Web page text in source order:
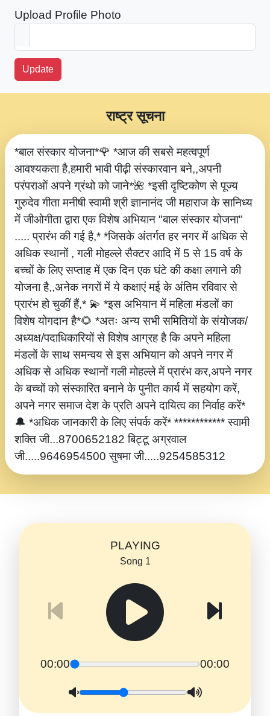
Upload Profile Photo
Update
*बाल संस्कार योजना*🌹 *आज की सबसे महत्वपूर्ण
आवश्यकता है,हमारी भावी पीढ़ी संस्कारवान बने,,अपनी
परंपराओं अपने ग्रंथो को जाने*🌺 *इसी दृष्टिकोण से पूज्य
गुरुदेव गीता मनीषी स्वामी श्री ज्ञानानंद जी महाराज के सानिध्य
में जीओगीता द्वारा एक विशेष अभियान "बाल संस्कार योजना"
..... प्रारंभ की गई है,* *जिसके अंतर्गत हर नगर में अधिक से
अधिक स्थानों , गली मोहल्ले सैक्टर आदि में 5 से 15 वर्ष के
बच्चों के लिए सप्ताह में एक दिन एक घंटे की कक्षा लगाने की
योजना है,,अनेक नगरों में ये कक्षाएं मई के अंतिम रविवार से
प्रारंभ हो चुकीं हैं,* 💫 *इस अभियान में महिला मंडलों का
विशेष योगदान है*🌻 *अतः अन्य सभी समितियों के संयोजक/
अध्यक्ष/पदाधिकारियों से विशेष आग्रह है कि अपने महिला
मंडलों के साथ समन्वय से इस अभियान को अपने नगर में
अधिक से अधिक स्थानों गली मोहल्ले में प्रारंभ कर,अपने नगर
के बच्चों को संस्कारित बनाने के पुनीत कार्य में सहयोग करें,
अपने नगर समाज देश के प्रति अपने दायित्व का निर्वाह करें*
🔔 *अधिक जानकारी के लिए संपर्क करें* ************ स्वामी
शक्ति जी...8700652182 बिट्टू अग्रवाल
जी.....9646954500 सुषमा जी.....9254585312
राष्ट्र सूचना
PLAYING
Song 1
00:00 00:00